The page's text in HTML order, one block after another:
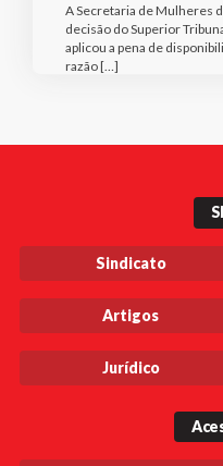
A Secretaria de Mulheres
decisão do Superior
aplicou a pena de
razão […]
Sindicato
Artigos
Jurídico